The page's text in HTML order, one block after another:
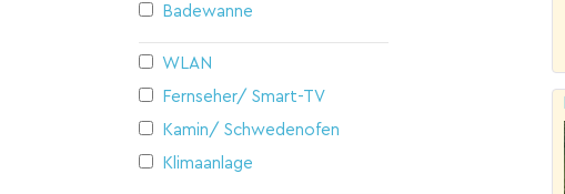
Badewanne
WLAN
Fernseher/ Smart-TV
Kamin/ Schwedenofen
Klimaanlage